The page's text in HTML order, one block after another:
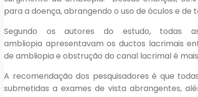
para a doença, abrangendo o uso de óculos e de
Segundo os autores do estudo, todas
ambliopia apresentavam os ductos lacrimais
de ambliopia e obstrução do canal lacrimal é
A recomendação dos pesquisadores é que
submetidas a exames de vista abrangentes,